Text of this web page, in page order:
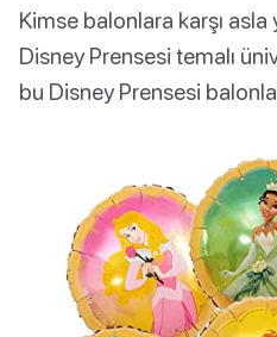
Kimse balonlara karşı
Disney Prensesi temalı
bu Disney Prensesi